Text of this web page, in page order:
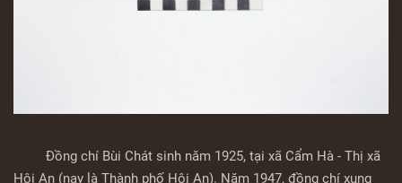
Đồng chí Bùi Chát sinh năm 1925, tại xã Cẩm Hà - Thị xã
Hội An (nay là Thành phố Hội An). Năm 1947, đồng chí xung